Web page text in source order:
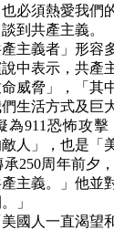
必須熱愛我們
到共產主義。
主義者」形容
中表示，共產
命威脅」，「其
生活方式及巨
為911恐怖攻擊
敵人」，也是「
承250周年前夕
主義。」他並
」
國人一直渴望